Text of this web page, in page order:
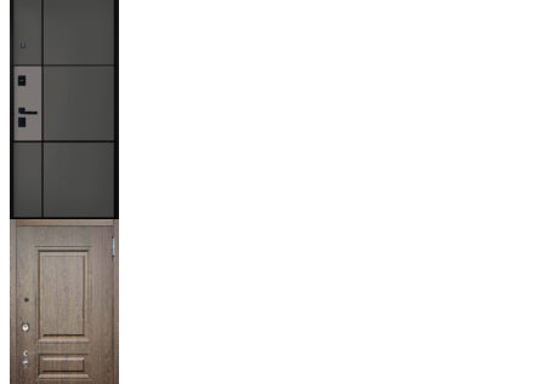
Мичиган